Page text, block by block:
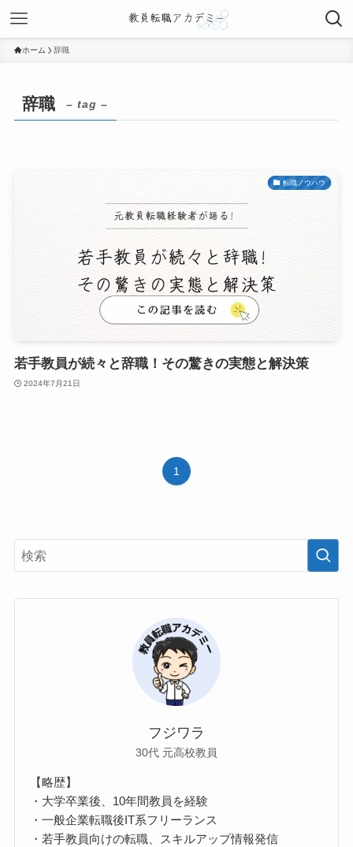
ホーム 辞職
辞職 – tag –
転職ノウハウ
若手教員が続々と辞職！その驚きの実態と解決策
2024年7月21日
1
フジワラ
30代 元高校教員
【略歴】
・大学卒業後、10年間教員を経験
・一般企業転職後IT系フリーランス
・若手教員向けの転職、スキルアップ情報発信